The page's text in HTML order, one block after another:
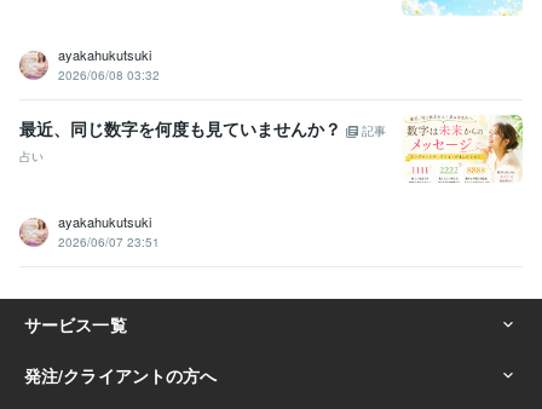
ayakahukutsuki
2026/06/08 03:32
最近、同じ数字を何度も見ていませんか？
記事
占い
ayakahukutsuki
2026/06/07 23:51